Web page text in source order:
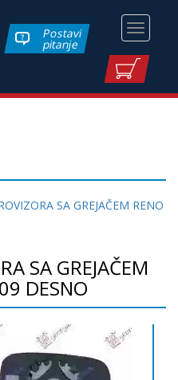
Toggle
Postavi
pitanje
SA GREJAČEM RENO
SA GREJAČEM
DESNO